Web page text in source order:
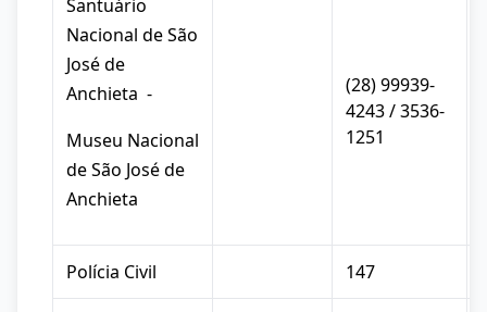
Santuário
Nacional de São
José de
Anchieta -
Museu Nacional
de São José de
Anchieta
(28) 99939-
4243 / 3536-
1251
Polícia Civil 147